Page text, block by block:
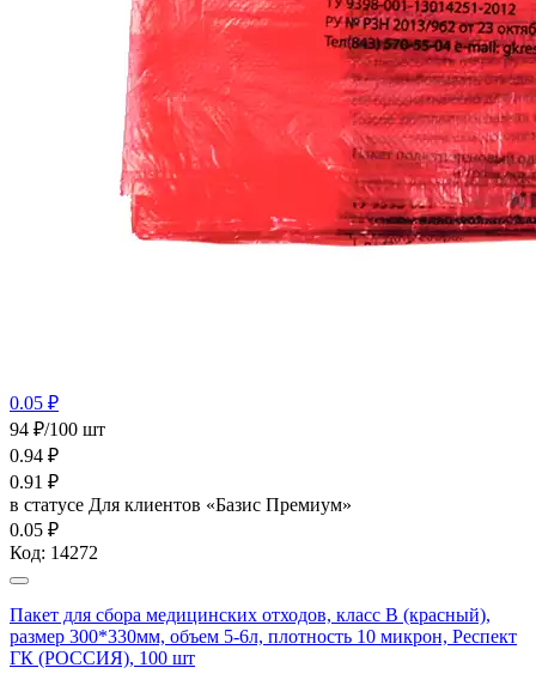
0.05 ₽
94 ₽/100 шт
0.94 ₽
0.91 ₽
в статусе Для клиентов «Базис Премиум»
0.05 ₽
Код: 14272
Пакет для сбора медицинских отходов, класс В (красный),
размер 300*330мм, объем 5-6л, плотность 10 микрон, Респект
ГК (РОССИЯ), 100 шт